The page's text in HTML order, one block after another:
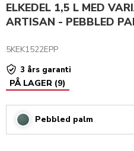
ELKEDEL 1,5 L MED
ARTISAN - PEBBLED
5KEK1522EPP
3 års garanti
PÅ LAGER (9)
Pebbled palm